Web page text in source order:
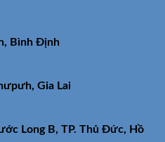
Bình Định
Gia Lai
Long B, TP. Thủ Đức, Hồ